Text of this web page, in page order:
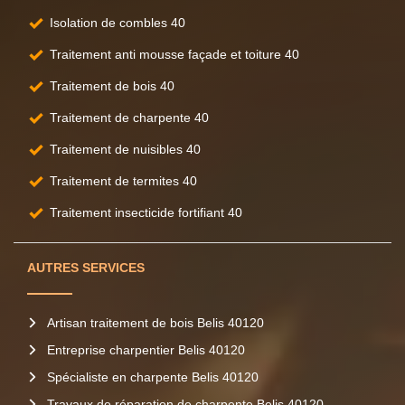
Isolation de combles 40
Traitement anti mousse façade et toiture 40
Traitement de bois 40
Traitement de charpente 40
Traitement de nuisibles 40
Traitement de termites 40
Traitement insecticide fortifiant 40
AUTRES SERVICES
Artisan traitement de bois Belis 40120
Entreprise charpentier Belis 40120
Spécialiste en charpente Belis 40120